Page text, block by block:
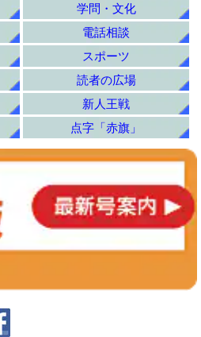
学問・文化
電話相談
スポーツ
読者の広場
新人王戦
点字「赤旗」